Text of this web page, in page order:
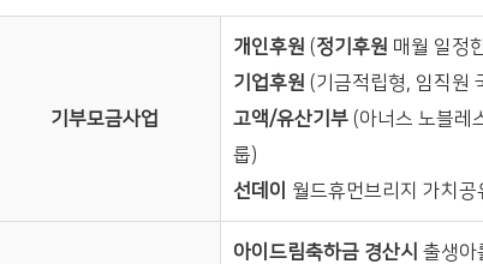
기부모금사업
개인후원 (정기후원 매월 일정
기업후원 (기금적립형, 임직원
고액/유산기부 (아너스 노블레
룹)
선데이 월드휴먼브리지 가치
아이드림축하금 경산시 출생아